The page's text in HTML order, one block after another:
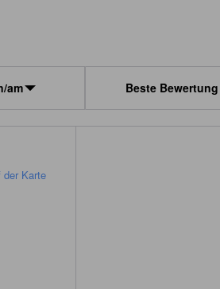
am Beste Bewertung
der Karte